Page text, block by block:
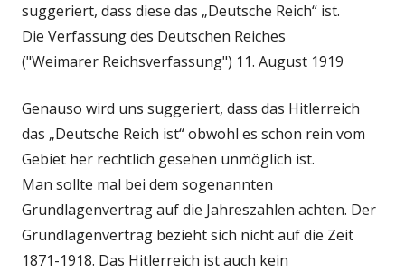
suggeriert, dass diese das „Deutsche Reich“ ist.
Die Verfassung des Deutschen Reiches
("Weimarer Reichsverfassung") 11. August 1919
Genauso wird uns suggeriert, dass das Hitlerreich
das „Deutsche Reich ist“ obwohl es schon rein vom
Gebiet her rechtlich gesehen unmöglich ist.
Man sollte mal bei dem sogenannten
Grundlagenvertrag auf die Jahreszahlen achten. Der
Grundlagenvertrag bezieht sich nicht auf die Zeit
1871-1918. Das Hitlerreich ist auch kein